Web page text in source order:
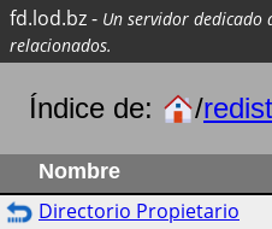
fd.lod.bz- Un servidor dedicado
relacionados.
Índice de: /redist
Nombre
Directorio Propietario